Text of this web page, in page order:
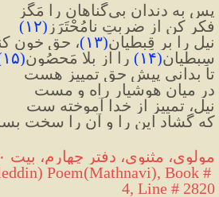
پس به دندان بی‌گناهان را مَگَز
فکر کن از ضربتِ نامُحْتَرَز (۱۲)
نیل را بر قِبطیان(۱۳)، حق خون
سِبطیان(۱۴) را از بلا مَحصُون(۱۵
تا بدانی پیشِ حق تمییز هست
در میانِ هوشیارِ راه و مست
نیل، تمییز از خدا آموخته ست
که گشاد این را و آن را سخت
مولوی، مثنوی، دفتر چهارم، بیت ۲۸۲۰
Poem(Mathnavi), Book #
4, Line # 2820